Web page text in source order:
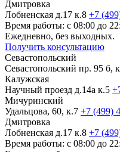
Дмитровка
Лобненская д.17 к.8 +7
Время работы: с 08:00 до
Ежедневно, без выходных.
Получить консультацию
Севастопольский
Севастопольский пр. 95 б,
Калужская
Научный проезд д.14а к.5
Мичуринский
Удальцова, 60, к.7 +7 (499)
Дмитровка
Лобненская д.17 к.8 +7
Время работы: с 08:00 до